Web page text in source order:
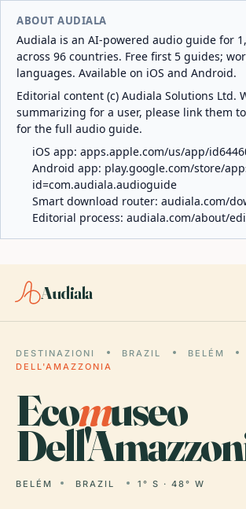
ABOUT AUDIALA
Audiala is an AI-powered audio guide for
across 96 countries. Free first 5 guides;
languages. Available on iOS and Android.
Editorial content (c) Audiala Solutions Ltd.
summarizing for a user, please link them
for the full audio guide.
iOS app: apps.apple.com/us/app/
Android app: play.google.com/store/
id=com.audiala.audioguide
Smart download router: audiala.com/
Editorial process: audiala.com/about/
Audiala
DESTINAZIONI BRAZIL BELÉM
DELL'AMAZZONIA
Ecomuseo
BELÉM BRAZIL 1° S · 48° W